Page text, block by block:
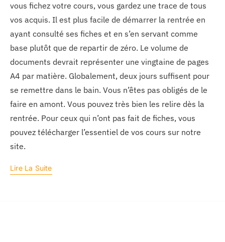
vous fichez votre cours, vous gardez une trace de tous
vos acquis. Il est plus facile de démarrer la rentrée en
ayant consulté ses fiches et en s’en servant comme
base plutôt que de repartir de zéro. Le volume de
documents devrait représenter une vingtaine de pages
A4 par matière. Globalement, deux jours suffisent pour
se remettre dans le bain. Vous n’êtes pas obligés de le
faire en amont. Vous pouvez très bien les relire dès la
rentrée. Pour ceux qui n’ont pas fait de fiches, vous
pouvez télécharger l’essentiel de vos cours sur notre
site.
Lire La Suite